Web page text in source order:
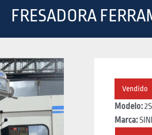
FRESADORA
Vendido
Modelo:2S
Marca: